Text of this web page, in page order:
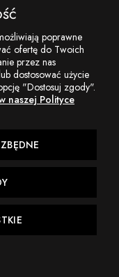
poprawne
ofertę do Twoich
przez nas
dostosować użycie
"Dostosuj zgody".
naszej Polityce